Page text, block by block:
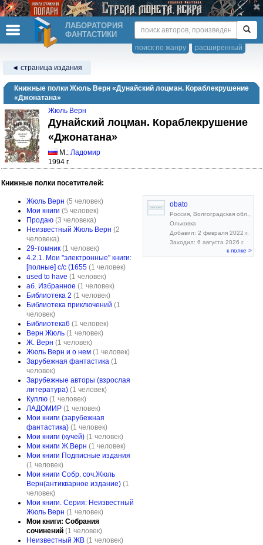
ЛАБОРАТОРИЯ
ФАНТАСТИКИ
расширенный
поиск по жанру
◄ страница издания
Книжные полки Жюль Верн «Дунайский лоцман. Кораблекрушение
«Джонатана»
Жюль Верн
Дунайский лоцман. Кораблекрушение
«Джонатана»
М.: Ладомир
1994 г.
Книжные полки посетителей:
Жюль Верн (5 человек)
Мои книги (5 человек)
Продаю (3 человека)
Неизвестный Жюль Верн (2
человека)
29-томник (1 человек)
4.2.1. Мои "электронные" книги:
[полные] с/с (1655 (1 человек)
used to have (1 человек)
аб. Избранное (1 человек)
Библиотека 2 (1 человек)
Библиотека приключений (1
человек)
Библиотека6 (1 человек)
Верн Жюль (1 человек)
Ж. Верн (1 человек)
Жюль Верн и о нем (1 человек)
Зарубежная фантастика (1
человек)
Зарубежные авторы (взрослая
литература) (1 человек)
Куплю (1 человек)
ЛАДОМИР (1 человек)
Мои книги (зарубежная
фантастика) (1 человек)
Мои книги (кучей) (1 человек)
Мои книги Ж.Верн (1 человек)
Мои книги Подписные издания
(1 человек)
Мои книги Собр. соч.Жюль
Верн(антикварное издание) (1
человек)
Мои книги. Серия: Неизвестный
Жюль Верн (1 человек)
Мои книги: Собрания
сочинений (1 человек)
Неизвестный ЖВ (1 человек)
obato
Россия, Волгоградская обл.,
Ольховка
Добавил: 2 февраля 2022 г.
Заходил: 6 августа 2026 г.
к полке >